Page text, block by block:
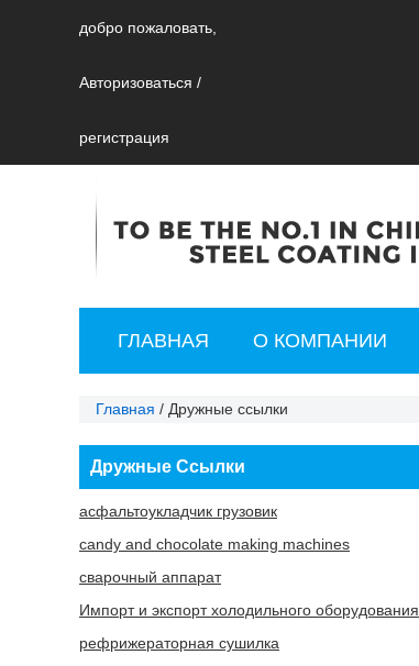
добро пожаловать,
Авторизоваться /
регистрация
ГЛАВНАЯ О КОМПАНИИ
СВЯЖИТЕСЬ С НАМИ
Главная / Дружные ссылки
Дружные Ссылки
асфальтоукладчик грузовик
candy and chocolate making machines
сварочный аппарат
Импорт и экспорт холодильного оборудования
рефрижераторная сушилка